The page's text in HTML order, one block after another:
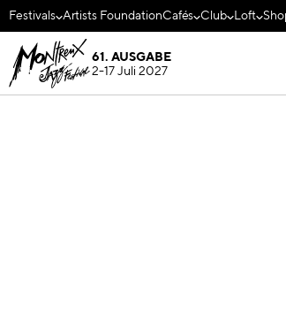
Festivals Artists FoundationCafés Club Loft
61. AUSGABE
2-17 Juli 2027